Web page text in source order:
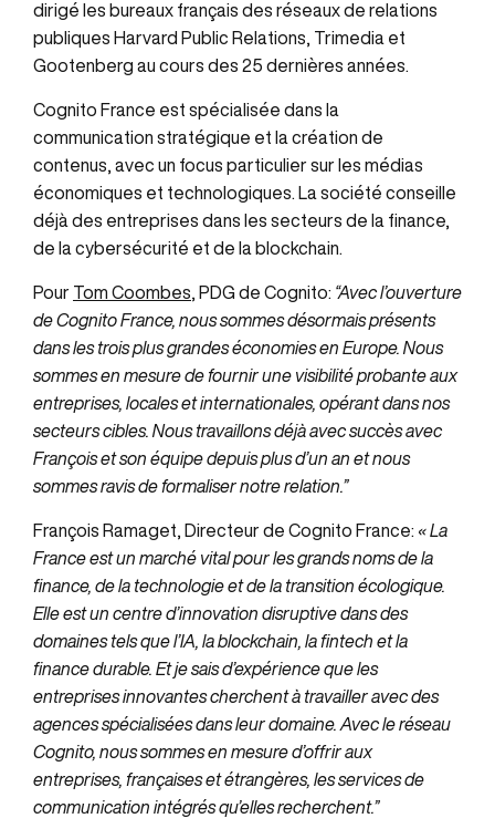
dirigé les bureaux français des réseaux de relations
publiques Harvard Public Relations, Trimedia et
Gootenberg au cours des 25 dernières années.
Cognito France est spécialisée dans la
communication stratégique et la création de
contenus, avec un focus particulier sur les médias
économiques et technologiques. La société conseille
déjà des entreprises dans les secteurs de la finance,
de la cybersécurité et de la blockchain.
Pour Tom Coombes , PDG de Cognito: “Avec l’ouverture
de Cognito France, nous sommes désormais présents
dans les trois plus grandes économies en Europe. Nous
sommes en mesure de fournir une visibilité probante aux
entreprises, locales et internationales, opérant dans nos
secteurs cibles. Nous travaillons déjà avec succès avec
François et son équipe depuis plus d’un an et nous
sommes ravis de formaliser notre relation.”
François Ramaget, Directeur de Cognito France: « La
France est un marché vital pour les grands noms de la
finance, de la technologie et de la transition écologique.
Elle est un centre d’innovation disruptive dans des
domaines tels que l’IA, la blockchain, la fintech et la
finance durable. Et je sais d’expérience que les
entreprises innovantes cherchent à travailler avec des
agences spécialisées dans leur domaine. Avec le réseau
Cognito, nous sommes en mesure d’offrir aux
entreprises, françaises et étrangères, les services de
communication intégrés qu’elles recherchent.”